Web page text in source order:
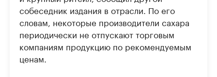
собеседник издания в отрасли. По его
словам, некоторые производители сахара
периодически не отпускают торговым
компаниям продукцию по рекомендуемым
ценам.